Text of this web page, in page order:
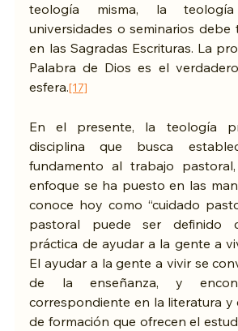
teología misma, la
universidades o seminarios debe
en las Sagradas Escrituras. La
Palabra de Dios es el
esfera.[17]
En el presente, la teología
disciplina que busca
fundamento al trabajo
enfoque se ha puesto en las
conoce hoy como “cuidado
pastoral puede ser definido
práctica de ayudar a la gente a
El ayudar a la gente a vivir se
de la enseñanza, y
correspondiente en la literatura y
de formación que ofrecen el